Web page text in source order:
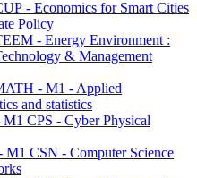
- Economics for Smart Cities
Policy
- Energy Environment :
& Management
- M1 - Applied
and statistics
CPS - Cyber Physical
M1 CSN - Computer Science